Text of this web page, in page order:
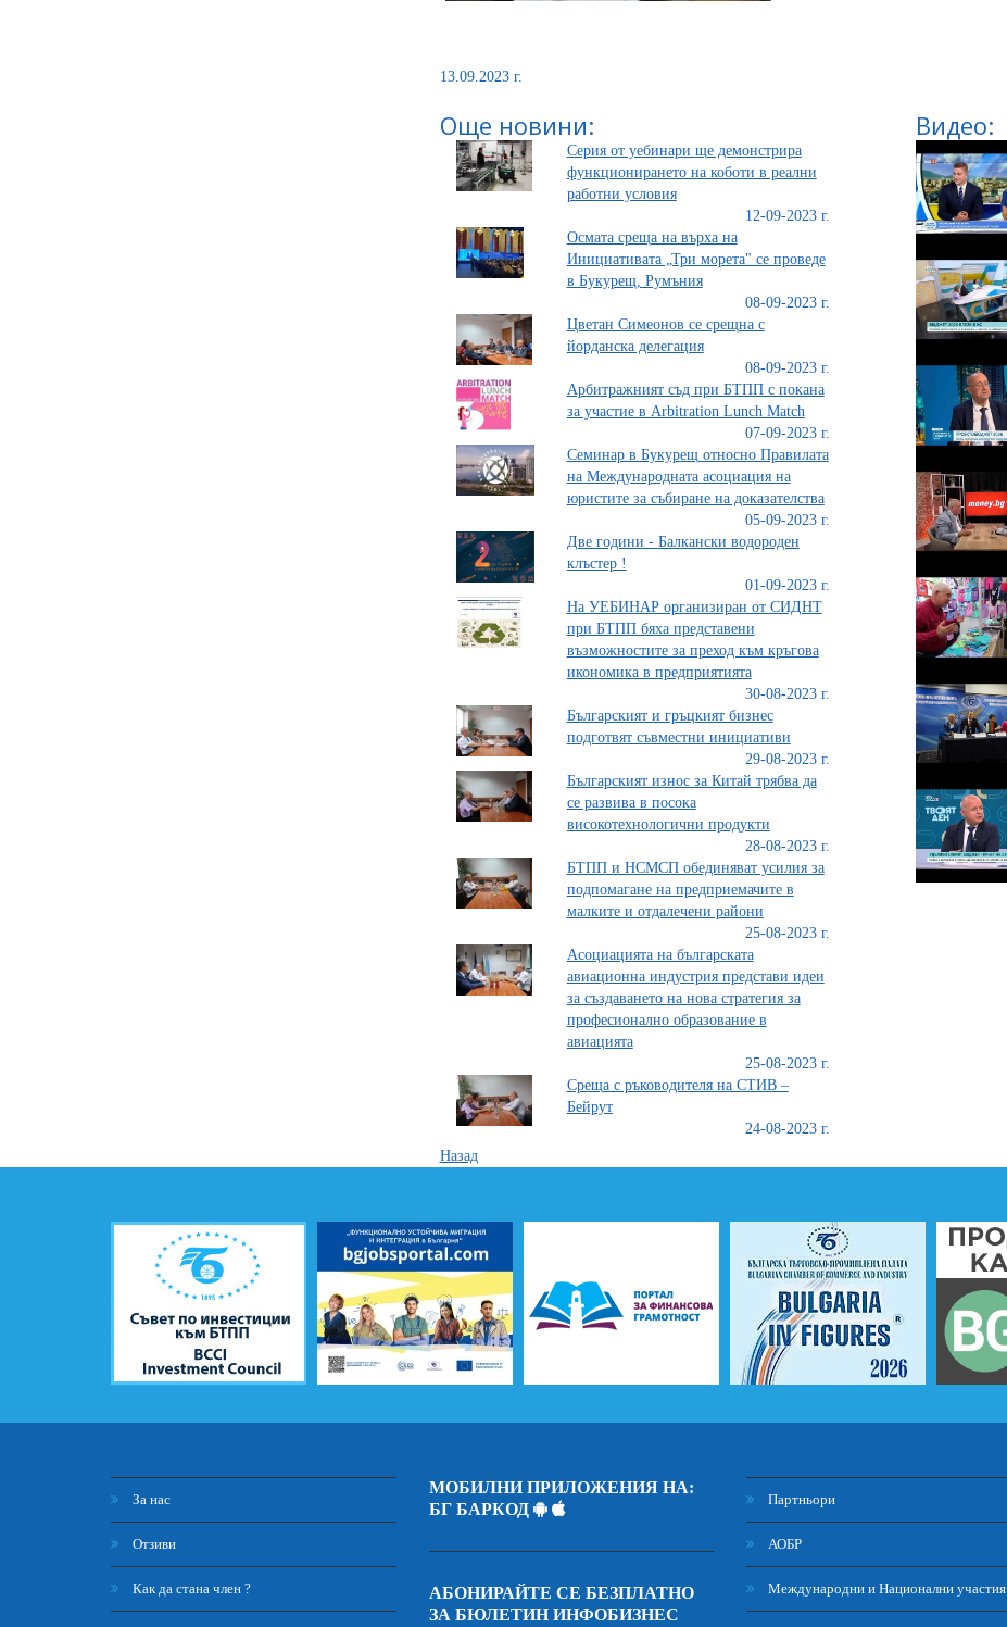
13.09.2023 г.
Още новини:
Серия от уебинари ще демонстрира
функционирането на коботи в реални
работни условия
12-09-2023 г.
Осмата среща на върха на
Инициативата „Три морета" се проведе
в Букурещ, Румъния
08-09-2023 г.
Цветан Симеонов се срещна с
йорданска делегация
08-09-2023 г.
Арбитражният съд при БТПП с покана
за участие в Arbitration Lunch Match
07-09-2023 г.
Семинар в Букурещ относно Правилата
на Международната асоциация на
юристите за събиране на доказателства
05-09-2023 г.
Две години - Балкански водороден
клъстер !
01-09-2023 г.
На УЕБИНАР организиран от СИДНТ
при БТПП бяха представени
възможностите за преход към кръгова
икономика в предприятията
30-08-2023 г.
Българският и гръцкият бизнес
подготвят съвместни инициативи
29-08-2023 г.
Българският износ за Китай трябва да
се развива в посока
високотехнологични продукти
28-08-2023 г.
БТПП и НСМСП обединяват усилия за
подпомагане на предприемачите в
малките и отдалечени райони
25-08-2023 г.
Асоциацията на българската
авиационна индустрия представи идеи
за създаването на нова стратегия за
професионално образование в
авиацията
25-08-2023 г.
Среща с ръководителя на СТИВ –
Бейрут
24-08-2023 г.
Видео:
Назад
За нас
Отзиви
Как да стана член ?
МОБИЛНИ ПРИЛОЖЕНИЯ НА:
БГ БАРКОД
АБОНИРАЙТЕ СЕ БЕЗПЛАТНО
ЗА БЮЛЕТИН ИНФОБИЗНЕС
Партньори
АОБР
Международни и Национални участия